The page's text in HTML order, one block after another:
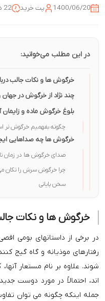
1400/06/20 پت خرید 22 دقیقه مطالعه
در این مطلب می‌خوانید:
خرگوش ها و نکات جالب
چند نژاد از خرگوش در جهان
بلوغ خرگوش ماده و زایمان
چگونه بفهمیم خرگوش نر
خرگوش ها چه صداهایی
صدای خرگوش ها در زمان
چرا خرگوش سرش را تکان
سخن پایانی
خرگوش ها و نکات جالب
در برخی از داستانهای بومی
رفتارهای موذیانه و گاه گیج
شوند. علاوه بر نام مستعار
اند، احتمالاً در مورد دوست
جمله اینکه چگونه می توان